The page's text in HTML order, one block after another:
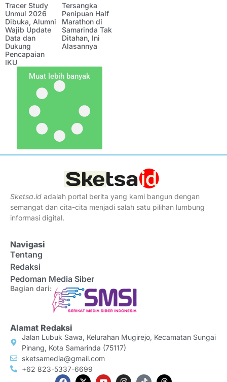
Tracer Study
Unmul 2026
Dibuka, Alumni
Wajib Update
Data dan
Dukung
Pencapaian
IKU
Tersangka
Penipuan Half
Marathon di
Samarinda Tak
Ditahan, Ini
Alasannya
Muat lebih banyak
Sketsa.id adalah portal berita yang kami bangun dengan
semangat dan cita-cita menjadi salah satu pilihan lumbung
informasi digital.
Navigasi
Tentang
Redaksi
Pedoman Media Siber
Bagian dari:
Alamat Redaksi
Jalan Lubuk Sawa, Kelurahan Mugirejo, Kecamatan Sungai
Pinang, Kota Samarinda (75117)
sketsamedia@gmail.com
+62 823-5337-6699